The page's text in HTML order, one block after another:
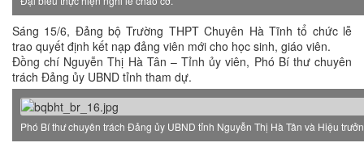
Sáng 15/6, Đảng bộ Trường THPT Chuyên Hà Tĩnh tổ chức lễ
trao quyết định kết nạp đảng viên mới cho học sinh, giáo viên.
Đồng chí Nguyễn Thị Hà Tân – Tỉnh ủy viên, Phó Bí thư chuyên
trách Đảng ủy UBND tỉnh tham dự.
Phó Bí thư chuyên trách Đảng ủy UBND tỉnh Nguyễn Thị Hà Tân và Hiệu